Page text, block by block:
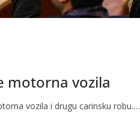
motorna vozila
vozila i drugu carinsku robu.…